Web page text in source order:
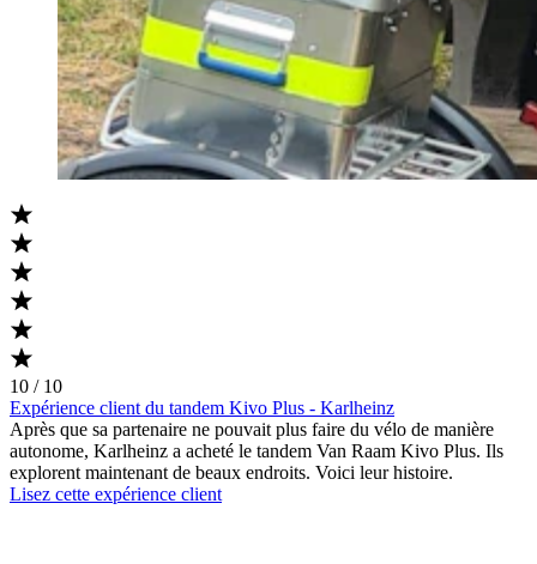
10 / 10
Expérience client du tandem Kivo Plus - Karlheinz
Après que sa partenaire ne pouvait plus faire du vélo de manière
autonome, Karlheinz a acheté le tandem Van Raam Kivo Plus. Ils
explorent maintenant de beaux endroits. Voici leur histoire.
Lisez cette expérience client